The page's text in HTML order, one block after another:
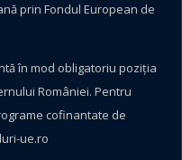
prin Fondul European de
în mod obligatoriu poziţia
României. Pentru
cofinantate de
ue.ro